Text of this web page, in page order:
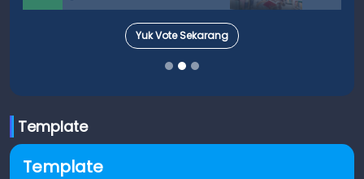
Yuk Vote Sekarang
Template
Template